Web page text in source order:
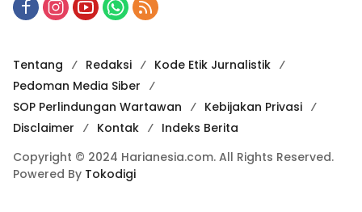
Tentang Redaksi
Kode Etik Jurnalistik
Pedoman Media Siber
SOP Perlindungan Wartawan
Kebijakan Privasi
Disclaimer
Kontak
Indeks Berita
Copyright © 2024 Harianesia.com. All Rights Reserved.
Powered By Tokodigi